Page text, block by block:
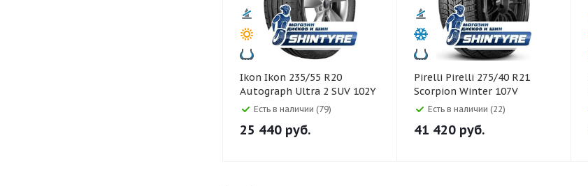
Ikon Ikon 235/55 R20
Autograph Ultra 2 SUV 102Y
Есть в наличии (79)
25 440 руб.
Pirelli Pirelli 275/40 R21
Scorpion Winter 107V
Runflat
Есть в наличии (22)
41 420 руб.